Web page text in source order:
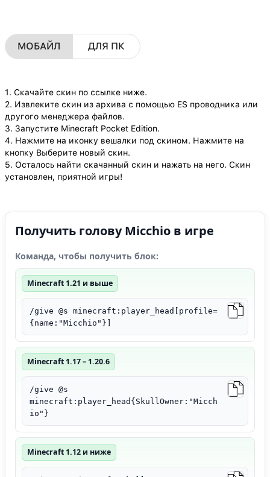
МОБАЙЛ ДЛЯ ПК
1. Скачайте скин по ссылке ниже.
2. Извлеките скин из архива с помощью ES проводника или
другого менеджера файлов.
3. Запустите Minecraft Pocket Edition.
4. Нажмите на иконку вешалки под скином. Нажмите на
кнопку Выберите новый скин.
5. Осталось найти скачанный скин и нажать на него. Скин
установлен, приятной игры!
Получить голову Micchio в игре
Команда, чтобы получить блок:
Minecraft 1.21 и выше
/give @s minecraft:player_head[profile=
{name:"Micchio"}]
Minecraft 1.17 – 1.20.6
/give @s
minecraft:player_head{SkullOwner:"Micch
io"}
Minecraft 1.12 и ниже